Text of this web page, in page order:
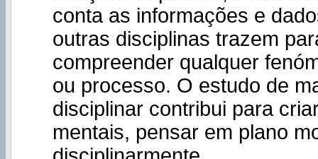
conta as informações e
outras disciplinas trazem
compreender qualquer
ou processo. O estudo de
disciplinar contribui para
mentais, pensar em plano